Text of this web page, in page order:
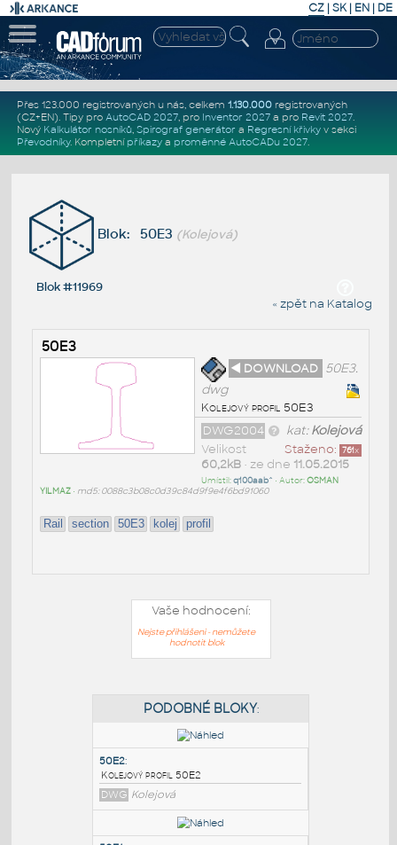
CZ | SK| EN | DE
Přes 123.000 registrovaných u nás, celkem 1.130.000registrovaných
(CZ+EN). Tipy pro AutoCAD 2027, pro Inventor 2027a pro Revit 2027.
Nový Kalkulátor nosníků, Spirograf generátor a Regresní křivkyv sekci
Převodníky. Kompletní příkazya proměnné AutoCADu 2027.
Blok: 50E3 (Kolejová)
Blok #11969
« zpět na Katalog
50E3
◄ DOWNLOAD 50E3.
dwg
Kolejový profil 50E3
kat:Kolejová
DWG2004
Staženo: 761x
Velikost
60,2kB• ze dne 11.05.2015
Umístil:q100aab^ • Autor:OSMAN
YILMAZ• md5: 0088c3b08c0d39c84d9f9e4f6bd91060
Rail section 50E3 kolej profil
Vaše hodnocení:
Nejste přihlášeni - nemůžete
hodnotit blok
PODOBNÉ BLOKY: